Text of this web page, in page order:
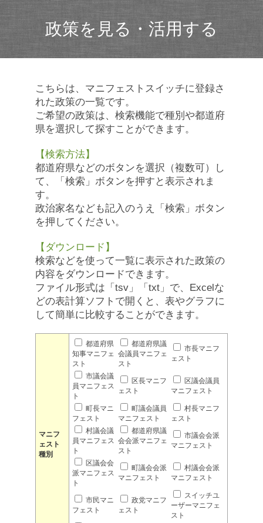
政策を見る・活用する
こちらは、マニフェストスイッチに登録さ
れた政策の一覧です。
ご希望の政策は、検索機能で種別や都道府
県を選択して探すことができます。
【検索方法】
都道府県などのボタンを選択（複数可）し
て、「検索」ボタンを押すと表示されま
す。
政治家名なども記入のうえ「検索」ボタン
を押してください。
【ダウンロード】
検索などを使って一覧に表示された政策の
内容をダウンロードできます。
ファイル形式は「tsv」「txt」で、Excelな
どの表計算ソフトで開くと、表やグラフに
して簡単に比較することができます。
マニフ
ェスト
種別
都道府県
知事マニフェ
スト
都道府県議
会議員マニフェ
スト
市長マニフ
ェスト
市議会議
員マニフェス
ト
区長マニフ
ェスト
区議会議員
マニフェスト
町長マニ
フェスト
町議会議員
マニフェスト
村長マニフ
ェスト
村議会議
員マニフェス
ト
都道府県議
会会派マニフェ
スト
市議会会派
マニフェスト
区議会会
派マニフェス
ト
町議会会派
マニフェスト
村議会会派
マニフェスト
市民マニ
フェスト
政党マニフ
ェスト
スイッチユ
ーザーマニフェ
スト